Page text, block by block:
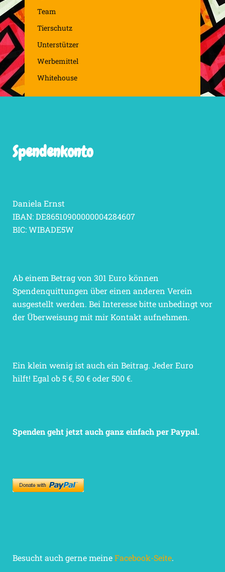
Team
Tierschutz
Unterstützer
Werbemittel
Whitehouse
Spendenkonto
Daniela Ernst
IBAN: DE86510900000004284607
BIC: WIBADE5W
Ab einem Betrag von 301 Euro können
Spendenquittungen über einen anderen Verein
ausgestellt werden. Bei Interesse bitte unbedingt vor
der Überweisung mit mir Kontakt aufnehmen.
Ein klein wenig ist auch ein Beitrag. Jeder Euro
hilft! Egal ob 5 €, 50 € oder 500 €.
Spenden geht jetzt auch ganz einfach per Paypal.
Besucht auch gerne meineFacebook-Seite.